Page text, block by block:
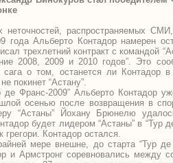
неточностей, распространяемых
года Альберто Контадор намерен
трехлетний контракт с командой
2008, 2009 и 2010 годов”. Это
о том, останется ли Контадор в
покинет “Астану”.
Франс-2009” Альберто Контадор
осенью после возвращения в
“Астаны” Йохану Брюнелю
будет лидером “Астаны” в “Тур
Контадор остался.
мере внешне, до старта “Тур
и Армстронг соревновались между